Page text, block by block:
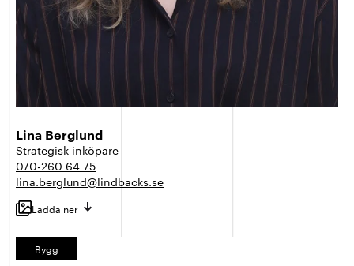
Lina Berglund
Strategisk inköpare
070-260 64 75
lina.berglund@lindbacks.se
Ladda ner
Bygg